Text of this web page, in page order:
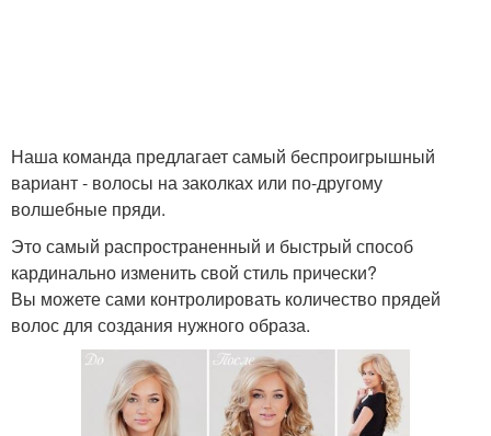
Наша команда предлагает самый беспроигрышный
вариант - волосы на заколках или по-другому
волшебные пряди.
Это самый распространенный и быстрый способ
кардинально изменить свой стиль прически?
Вы можете сами контролировать количество прядей
волос для создания нужного образа.